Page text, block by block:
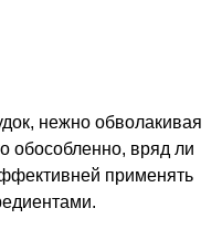
нежно обволакивая
обособленно, вряд ли
применять